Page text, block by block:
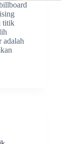
titik
adalah